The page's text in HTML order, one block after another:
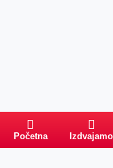
Početna Izdvajamo